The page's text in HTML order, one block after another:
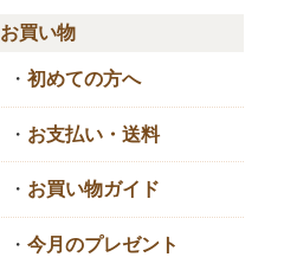
お買い物
・ 初めての方へ
・ お支払い・送料
・ お買い物ガイド
・ 今月のプレゼント